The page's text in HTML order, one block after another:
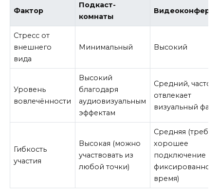
Фактор
Подкаст-
комнаты
Стресс от
внешнего
вида
Минимальный Высокий
Уровень
вовлечённости
Высокий
благодаря
аудиовизуальным
эффектам
Средний, часто
отвлекает
визуальный
Гибкость
участия
Высокая (можно
участвовать из
любой точки)
Средняя
хорошее
подключение и
фиксированное
время)